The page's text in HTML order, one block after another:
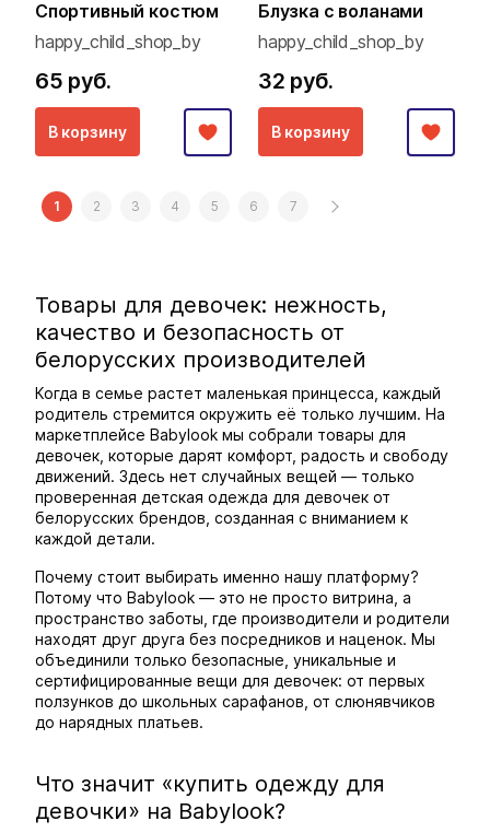
Спортивный костюм
happy_child_shop_by
65 руб.
В корзину
Блузка с воланами
happy_child_shop_by
32 руб.
В корзину
1 2 3 4 5 6 7
Товары для девочек: нежность,
качество и безопасность от
белорусских производителей
Когда в семье растет маленькая принцесса, каждый
родитель стремится окружить её только лучшим. На
маркетплейсе Babylook мы собрали товары для
девочек, которые дарят комфорт, радость и свободу
движений. Здесь нет случайных вещей — только
проверенная детская одежда для девочек от
белорусских брендов, созданная с вниманием к
каждой детали.
Почему стоит выбирать именно нашу платформу?
Потому что Babylook — это не просто витрина, а
пространство заботы, где производители и родители
находят друг друга без посредников и наценок. Мы
объединили только безопасные, уникальные и
сертифицированные вещи для девочек: от первых
ползунков до школьных сарафанов, от слюнявчиков
до нарядных платьев.
Что значит «купить одежду для
девочки» на Babylook?